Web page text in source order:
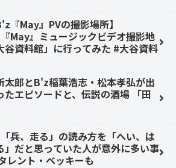
『May』PVの撮影場所】
May』ミュージックビデオ撮影地
谷資料館」に行ってみた #大谷資料
太郎とB'z稲葉浩志・松本孝弘が出
たエピソードと、伝説の酒場 「田
兵、走る」の読み方を「へい、は
」だと思っていた人が意外に多い事
レント・ベッキーも